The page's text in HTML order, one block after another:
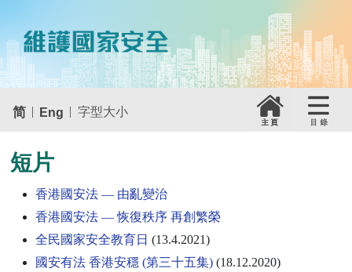
简 | Eng | 字型大小
短片
香港國安法 — 由亂變治
香港國安法 — 恢復秩序 再創繁榮
全民國家安全教育日 (13.4.2021)
國安有法 香港安穩 (第三十五集) (18.12.2020)